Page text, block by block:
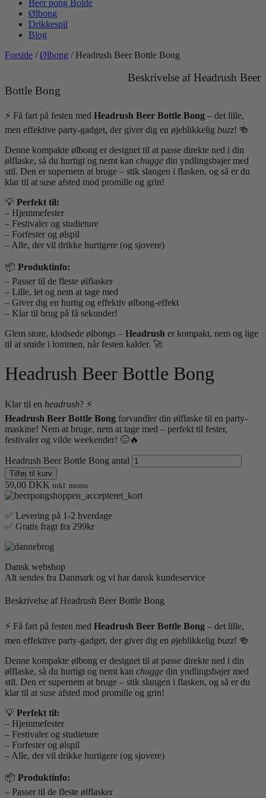
Beer pong Bolde
Ølbong
Drikkespil
Blog
Forside /Ølbong / Headrush Beer Bottle Bong
Beskrivelse af Headrush Beer
Bottle Bong
⚡ Få fart på festen med Headrush Beer Bottle Bong – det lille,
men effektive party-gadget, der giver dig en øjeblikkelig buzz! 🍻
Denne kompakte ølbong er designet til at passe direkte ned i din
ølflaske, så du hurtigt og nemt kan chugge din yndlingsbajer med
stil. Den er supernem at bruge – stik slangen i flasken, og så er du
klar til at suse afsted mod promille og grin!
💡 Perfekt til:
– Hjemmefester
– Festivaler og studieture
– Forfester og ølspil
– Alle, der vil drikke hurtigere (og sjovere)
📦 Produktinfo:
– Passer til de fleste ølflasker
– Lille, let og nem at tage med
– Giver dig en hurtig og effektiv ølbong-effekt
– Klar til brug på få sekunder!
Glem store, klodsede ølbongs – Headrush er kompakt, nem og lige
til at smide i lommen, når festen kalder. 🚀
Headrush Beer Bottle Bong
Klar til en headrush? ⚡
Headrush Beer Bottle Bong forvandler din ølflaske til en party-
maskine! Nem at bruge, nem at tage med – perfekt til fester,
festivaler og vilde weekender! 🥴🔥
Headrush Beer Bottle Bong antal
Tilføj til kurv
59,00 DKK inkl. moms
✅ Levering på 1-2 hverdage
✅ Gratis fragt fra 299kr
Dansk webshop
Alt sendes fra Danmark og vi har dansk kundeservice
Beskrivelse af Headrush Beer Bottle Bong
⚡ Få fart på festen med Headrush Beer Bottle Bong – det lille,
men effektive party-gadget, der giver dig en øjeblikkelig buzz! 🍻
Denne kompakte ølbong er designet til at passe direkte ned i din
ølflaske, så du hurtigt og nemt kan chugge din yndlingsbajer med
stil. Den er supernem at bruge – stik slangen i flasken, og så er du
klar til at suse afsted mod promille og grin!
💡 Perfekt til:
– Hjemmefester
– Festivaler og studieture
– Forfester og ølspil
– Alle, der vil drikke hurtigere (og sjovere)
📦 Produktinfo:
– Passer til de fleste ølflasker